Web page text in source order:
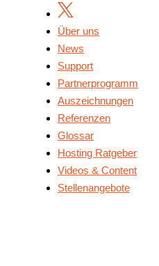
Über uns
News
Support
Partnerprogramm
Auszeichnungen
Referenzen
Glossar
Hosting Ratgeber
Videos & Content
Stellenangebote